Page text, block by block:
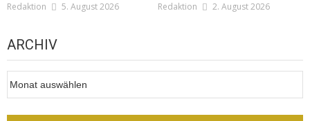
Redaktion 5. August 2026 Redaktion 2. August 2026
ARCHIV